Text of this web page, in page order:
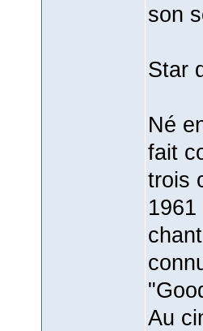
son
Star
Né
fait
trois
Au